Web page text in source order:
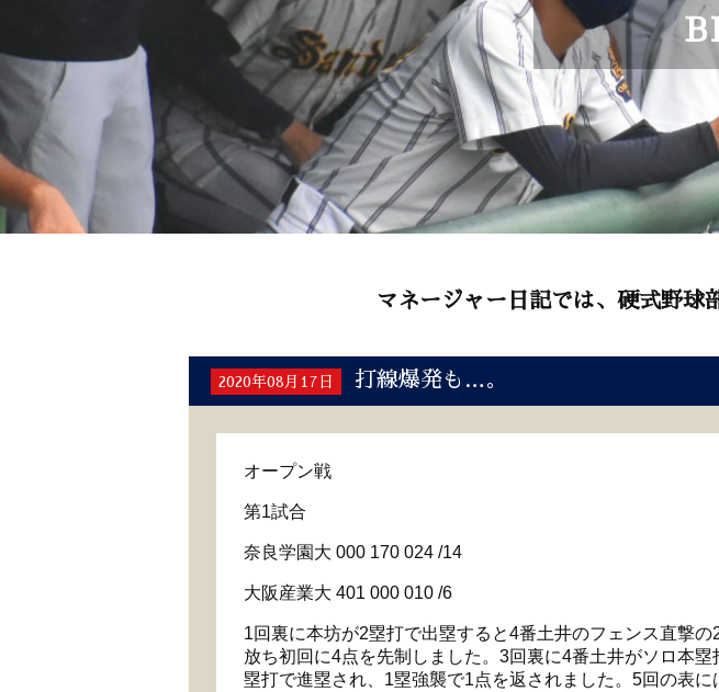
マネージャー日記では、硬式野球
2020年08月17日 打線爆発も…。
オープン戦
第1試合
奈良学園大 000 170 024 /14
大阪産業大 401 000 010 /6
1回裏に本坊が2塁打で出塁すると4番土井のフェンス直撃の
放ち初回に4点を先制しました。 3回裏に4番土井がソロ本塁
塁打で進塁され、 1塁強襲で1点を返されました。 5回の表に